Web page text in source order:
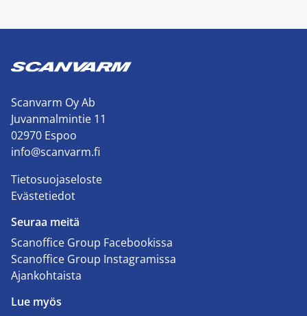
Scanvarm Oy Ab
Juvanmalmintie 11
02970 Espoo
info@scanvarm.fi
Tietosuojaseloste
Evästetiedot
Seuraa meitä
Scanoffice Group Facebookissa
Scanoffice Group Instagramissa
Ajankohtaista
Lue myös